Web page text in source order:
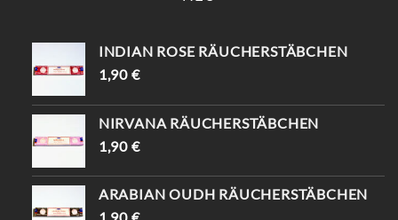
INDIAN ROSE RÄUCHERSTÄBCHEN
1,90 €
NIRVANA RÄUCHERSTÄBCHEN
1,90 €
ARABIAN OUDH RÄUCHERSTÄBCHEN